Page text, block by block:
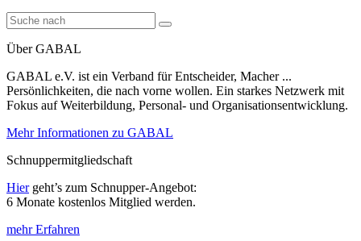
Über GABAL
GABAL e.V. ist ein Verband für Entscheider, Macher ...
Persönlichkeiten, die nach vorne wollen. Ein starkes Netzwerk mit
Fokus auf Weiterbildung, Personal- und Organisationsentwicklung.
Mehr Informationen zu GABAL
Schnuppermitgliedschaft
Hiergeht’s zum Schnupper-Angebot:
6 Monate kostenlos Mitglied werden.
mehr Erfahren